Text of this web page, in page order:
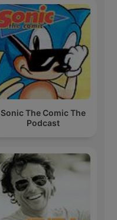
Sonic The Comic The
Podcast